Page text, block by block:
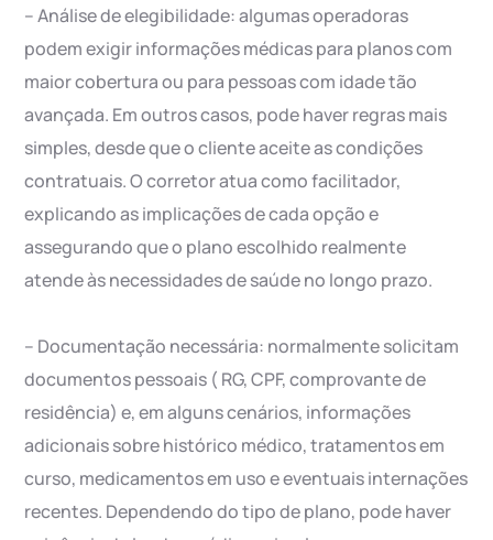
– Análise de elegibilidade: algumas operadoras
podem exigir informações médicas para planos com
maior cobertura ou para pessoas com idade tão
avançada. Em outros casos, pode haver regras mais
simples, desde que o cliente aceite as condições
contratuais. O corretor atua como facilitador,
explicando as implicações de cada opção e
assegurando que o plano escolhido realmente
atende às necessidades de saúde no longo prazo.
– Documentação necessária: normalmente solicitam
documentos pessoais ( RG, CPF, comprovante de
residência) e, em alguns cenários, informações
adicionais sobre histórico médico, tratamentos em
curso, medicamentos em uso e eventuais internações
recentes. Dependendo do tipo de plano, pode haver